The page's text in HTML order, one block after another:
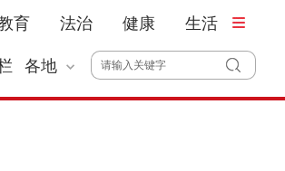
育 法治 健康 生活
各地